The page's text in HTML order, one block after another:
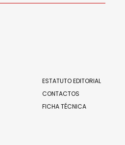
ESTATUTO EDITORIAL
CONTACTOS
FICHA TÉCNICA